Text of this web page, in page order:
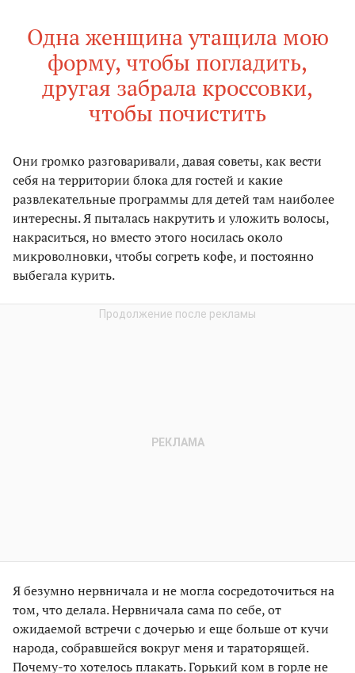
Одна женщина утащила мою
форму, чтобы погладить,
другая забрала кроссовки,
чтобы почистить
Они громко разговаривали, давая советы, как вести
себя на территории блока для гостей и какие
развлекательные программы для детей там наиболее
интересны. Я пыталась накрутить и уложить волосы,
накраситься, но вместо этого носилась около
микроволновки, чтобы согреть кофе, и постоянно
выбегала курить.
Я безумно нервничала и не могла сосредоточиться на
том, что делала. Нервничала сама по себе, от
ожидаемой встречи с дочерью и еще больше от кучи
народа, собравшейся вокруг меня и тараторящей.
Почему-то хотелось плакать. Горький ком в горле не